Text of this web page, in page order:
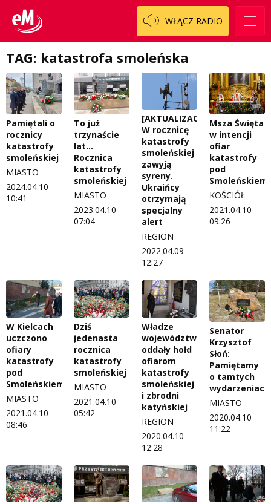
WŁĄCZ RADIO
W starych Kielcach
Wszystko w temacie
ZNAJDZIESZ NAS TAKŻE NA
TAG: katastrofa smoleńska
Pamiętali o
rocznicy
katastrofy
smoleńskiej
MIASTO
2024.04.10
10:41
To już
trzynaście
lat...
Rocznica
katastrofy
smoleńskiej
MIASTO
2023.04.10
07:04
[AKTUALIZACJA]
W rocznicę
katastrofy
smoleńskiej
zawyją
syreny.
Ukraińcy
otrzymają
specjalny
alert
REGION
2022.04.09
12:27
Msza Święta
w intencji
ofiar
katastrofy
pod
Smoleńskiem
KOŚCIÓŁ
2021.04.10
09:26
W Kielcach
uczczono
ofiary
katastrofy
pod
Smoleńskiem
MIASTO
2021.04.10
08:46
Dziś
jedenasta
rocznica
katastrofy
smoleńskiej
MIASTO
2021.04.10
05:42
Władze
województwa
oddały hołd
ofiarom
katastrofy
smoleńskiej
i zbrodni
katyńskiej
REGION
2020.04.10
12:28
Senator
Krzysztof
Słoń:
Pamiętamy
o tamtych
wydarzeniach
MIASTO
2020.04.10
11:22